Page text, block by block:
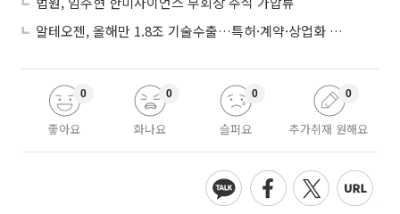
알테오젠, 올해만 1.8조 기술수출…특허·계약·상업화 ‘삼박자’
좋아요
0
화나요
0
슬퍼요
0
추가취재 원해요
0